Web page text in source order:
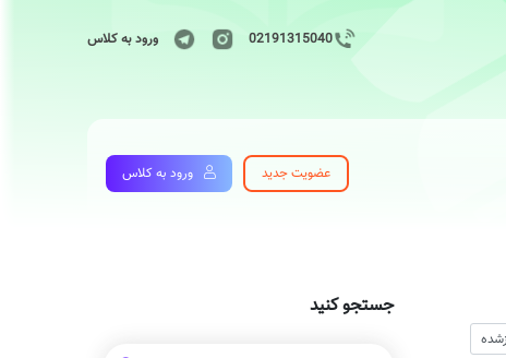
02191315040 ورود به کلاس
عضویت جدید ورود به کلاس
جستجو کنید